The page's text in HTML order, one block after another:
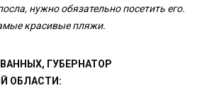
нужно обязательно посетить его.
красивые пляжи.
ГУБЕРНАТОР
ОБЛАСТИ: